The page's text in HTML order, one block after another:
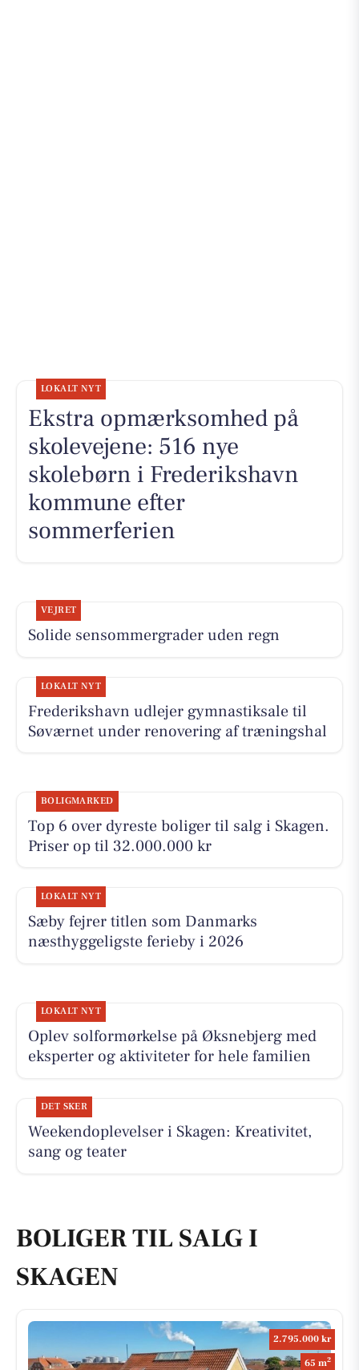
LOKALT NYT
Ekstra opmærksomhed på
skolevejene: 516 nye
skolebørn i Frederikshavn
kommune efter
sommerferien
VEJRET
Solide sensommergrader uden regn
LOKALT NYT
Frederikshavn udlejer gymnastiksale til
Søværnet under renovering af træningshal
BOLIGMARKED
Top 6 over dyreste boliger til salg i Skagen.
Priser op til 32.000.000 kr
LOKALT NYT
Sæby fejrer titlen som Danmarks
næsthyggeligste ferieby i 2026
LOKALT NYT
Oplev solformørkelse på Øksnebjerg med
eksperter og aktiviteter for hele familien
DET SKER
Weekendoplevelser i Skagen: Kreativitet,
sang og teater
BOLIGER TIL SALG I
SKAGEN
2.795.000 kr
65 m2